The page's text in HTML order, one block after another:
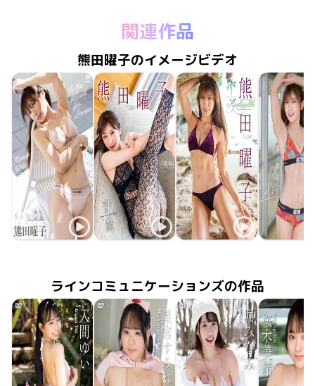
関連作品
熊田曜子のイメージビデオ
熊田曜子
熊田曜子
熊田曜子
熊田曜
ラインコミュニケーションズの作品